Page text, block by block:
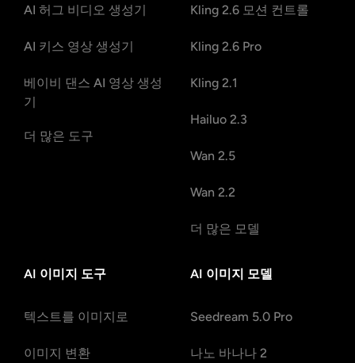
AI 허그 비디오 생성기
AI 키스 영상 생성기
베이비 댄스 AI 영상 생성
기
더 많은 도구
Kling 2.6 모션 컨트롤
Kling 2.6 Pro
Kling 2.1
Hailuo 2.3
Wan 2.5
Wan 2.2
더 많은 모델
AI 이미지 도구
텍스트를 이미지로
이미지 변환
AI 이미지 모델
Seedream 5.0 Pro
나노 바나나 2